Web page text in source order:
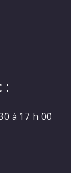
:
à 17 h 00